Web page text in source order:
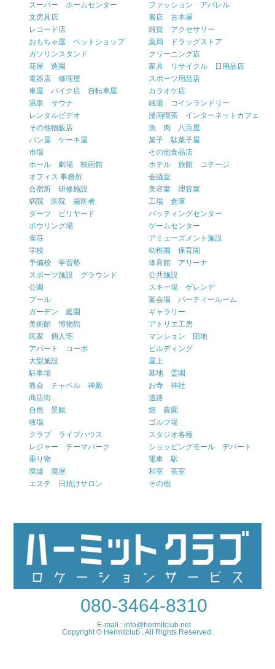
スーパー ホームセンター
ファッション アパレル
文房具店
書店 古本屋
レコード店
雑貨 アクセサリー
おもちゃ屋 ペットショップ
薬局 ドラッグストア
ガソリンスタンド
クリーニング店
花屋 造園
家具 リサイクル 日用品店
電器店 修理屋
スポーツ用品店
車屋 バイク店 自転車屋
カラオケ店
温泉 サウナ
銭湯 コインランドリー
レンタルビデオ
漫画喫茶 インターネットカフェ
その他物販店
魚 肉 八百屋
パン屋 ケーキ屋
菓子 駄菓子屋
市場
その他食品店
ホール 劇場 映画館
ホテル 旅館 コテージ
オフィス 事務所
会議室
合宿所 研修施設
美容室 理容室
病院 医院 歯医者
工場 倉庫
ダーツ ビリヤード
バッティングセンター
ボウリング場
ゲームセンター
雀荘
アミューズメント施設
学校
幼稚園 保育園
予備校 学習塾
体育館 アリーナ
スポーツ施設 グラウンド
公共施設
公園
スキー場 ゲレンデ
プール
宴会場 パーティールーム
ガーデン 庭園
ギャラリー
美術館 博物館
アトリエ工房
民家 個人宅
マンション 団地
アパート コーポ
ビルディング
大型施設
屋上
駐車場
墓地 霊園
教会 チャペル 神殿
お寺 神社
商店街
道路
自然 景観
畑 農園
牧場
ゴルフ場
クラブ ライブハウス
スタジオ各種
レジャー テーマパーク
ショッピングモール デパート
乗り物
電車 駅
廃墟 廃屋
和室 茶室
エステ 日焼けサロン
その他
080-3464-8310
E-mail : info@hermitclub.net
Copyright © Hermitclub . All Rights Reserved.